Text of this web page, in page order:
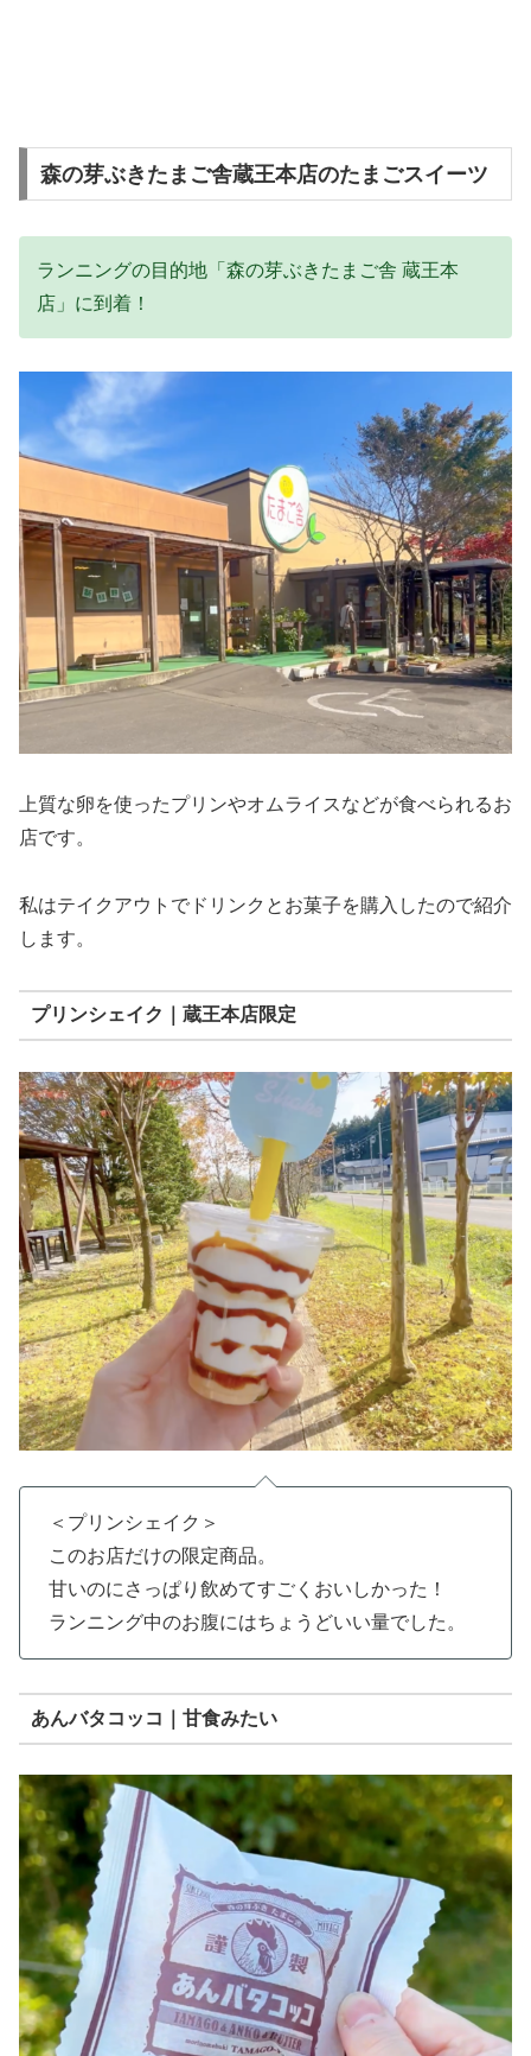
森の芽ぶきたまご舎蔵王本店のたまごスイーツ
ランニングの目的地「森の芽ぶきたまご舎 蔵王本
店」に到着！
上質な卵を使ったプリンやオムライスなどが食べられるお
店です。
私はテイクアウトでドリンクとお菓子を購入したので紹介
します。
プリンシェイク｜蔵王本店限定
＜プリンシェイク＞
このお店だけの限定商品。
甘いのにさっぱり飲めてすごくおいしかった！
ランニング中のお腹にはちょうどいい量でした。
あんバタコッコ｜甘食みたい